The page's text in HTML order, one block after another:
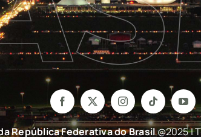
República Federativa do Brasil@2025 |